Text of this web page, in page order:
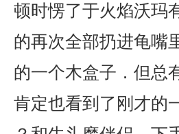
顿时愣了于火焰沃玛
的再次全部扔进龟嘴
的一个木盒子．但总
肯定也看到了刚才的